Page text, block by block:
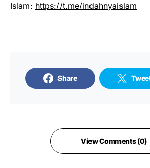
Islam: https://t.me/indahnyaislam
Share
View Comments (0)